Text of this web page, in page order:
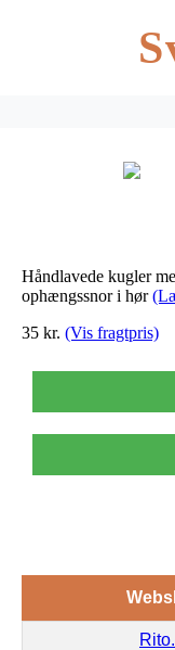
Håndlavede kugler
ophængssnor i hør
35 kr. (Vis fragtpris)